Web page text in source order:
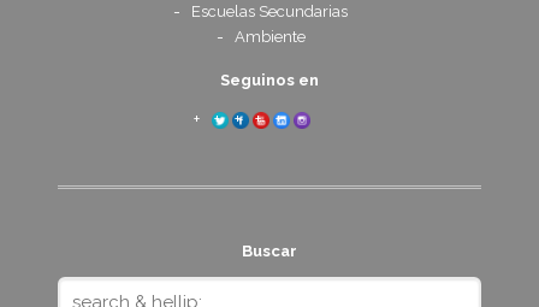
Escuelas Secundarias
Ambiente
Seguinos en
Buscar